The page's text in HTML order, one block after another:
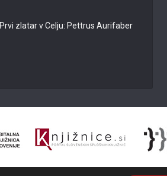
Prvi zlatar v Celju: Pettrus Aurifaber